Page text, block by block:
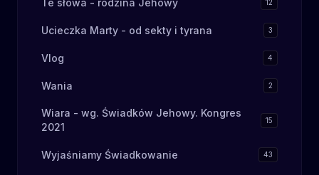
12
Ucieczka Marty - od sekty i tyrana 3
Vlog 4
Wania 2
Wiara - wg. Świadków Jehowy. Kongres
2021
15
Wyjaśniamy Świadkowanie 43